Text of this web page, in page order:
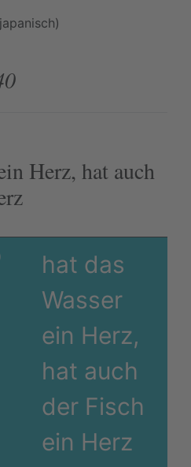
Herz, hat auch
hat das
Wasser
ein Herz,
hat auch
der Fisch
ein Herz